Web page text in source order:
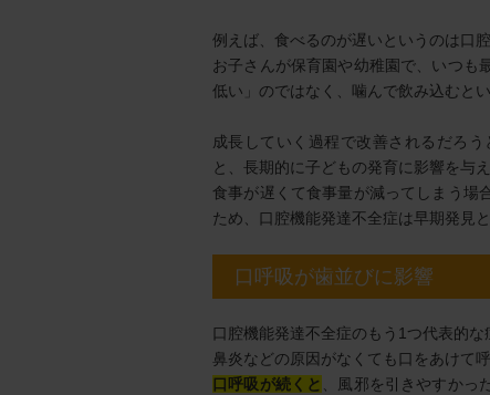
例えば、食べるのが遅いというのは口
お子さんが保育園や幼稚園で、いつも
低い」のではなく、噛んで飲み込むと
成長していく過程で改善されるだろ
と、長期的に子どもの発育に影響を与え
食事が遅くて食事量が減ってしまう場
ため、口腔機能発達不全症は早期発見
口呼吸が歯並びに影響
口腔機能発達不全症のもう1つ代表的な
鼻炎などの原因がなくても口をあけて
口呼吸が続くと 、風邪を引きやすかっ